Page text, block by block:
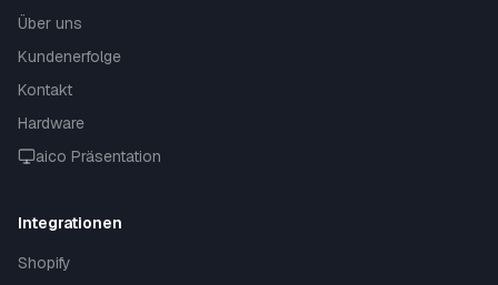
Über uns
Kundenerfolge
Kontakt
Hardware
aico Präsentation
Integrationen
Shopify